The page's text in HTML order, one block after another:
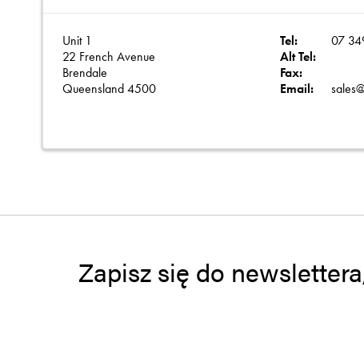
Unit 1
22 French Avenue
Brendale
Queensland 4500
Tel:
07
Alt Tel:
Fax:
Email:
Zapisz się do